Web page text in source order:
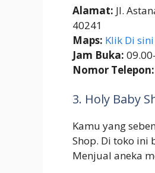
Alamat: Jl.
40241
Maps: Klik Di sini
Jam Buka:
Nomor Telepon:
3. Holy Baby
Kamu yang
Shop. Di toko ini
Menjual aneka